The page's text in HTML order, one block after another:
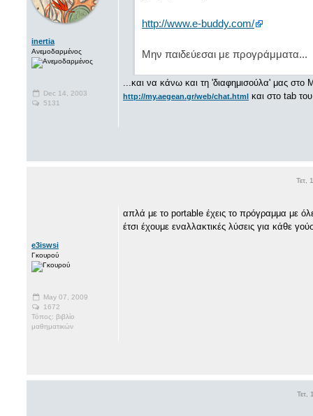
inertia
Ανεμοδαρμένος
Dec 14, 2003
5131
http://www.e-buddy.com/
Μην παιδεύεσαι με προγράμματα...
...και να κάνω και τη 'διαφημισούλα' μας στο
http://my.aegean.gr/web/chat.html και στο tab
Τετ,
e3iswsi
Γκουρού
May 07, 2009
1672
Τόπος: βιβλίο
μαθηματικών
απλά με το portable έχεις το πρόγραμμα με
έτσι έχουμε εναλλακτικές λύσεις για κάθε
Τετ,